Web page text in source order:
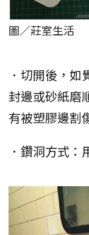
圖／莊室生活
．切開後，
封邊或砂紙磨
有被塑膠邊割
．鑽洞方式：